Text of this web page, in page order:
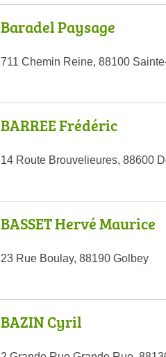
Baradel Paysage
711 Chemin Reine, 88100
BARREE Frédéric
14 Route Brouvelieures, 88600
BASSET Hervé Maurice
23 Rue Boulay, 88190 Golbey
BAZIN Cyril